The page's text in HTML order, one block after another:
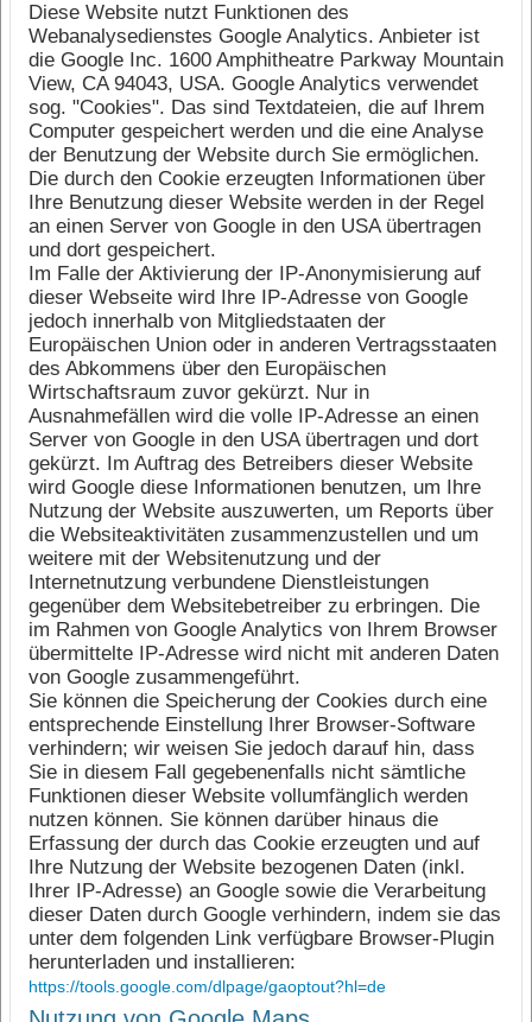
Diese Website nutzt Funktionen des
Webanalysedienstes Google Analytics. Anbieter ist
die Google Inc. 1600 Amphitheatre Parkway Mountain
View, CA 94043, USA. Google Analytics verwendet
sog. "Cookies". Das sind Textdateien, die auf Ihrem
Computer gespeichert werden und die eine Analyse
der Benutzung der Website durch Sie ermöglichen.
Die durch den Cookie erzeugten Informationen über
Ihre Benutzung dieser Website werden in der Regel
an einen Server von Google in den USA übertragen
und dort gespeichert.
Im Falle der Aktivierung der IP-Anonymisierung auf
dieser Webseite wird Ihre IP-Adresse von Google
jedoch innerhalb von Mitgliedstaaten der
Europäischen Union oder in anderen Vertragsstaaten
des Abkommens über den Europäischen
Wirtschaftsraum zuvor gekürzt. Nur in
Ausnahmefällen wird die volle IP-Adresse an einen
Server von Google in den USA übertragen und dort
gekürzt. Im Auftrag des Betreibers dieser Website
wird Google diese Informationen benutzen, um Ihre
Nutzung der Website auszuwerten, um Reports über
die Websiteaktivitäten zusammenzustellen und um
weitere mit der Websitenutzung und der
Internetnutzung verbundene Dienstleistungen
gegenüber dem Websitebetreiber zu erbringen. Die
im Rahmen von Google Analytics von Ihrem Browser
übermittelte IP-Adresse wird nicht mit anderen Daten
von Google zusammengeführt.
Sie können die Speicherung der Cookies durch eine
entsprechende Einstellung Ihrer Browser-Software
verhindern; wir weisen Sie jedoch darauf hin, dass
Sie in diesem Fall gegebenenfalls nicht sämtliche
Funktionen dieser Website vollumfänglich werden
nutzen können. Sie können darüber hinaus die
Erfassung der durch das Cookie erzeugten und auf
Ihre Nutzung der Website bezogenen Daten (inkl.
Ihrer IP-Adresse) an Google sowie die Verarbeitung
dieser Daten durch Google verhindern, indem sie das
unter dem folgenden Link verfügbare Browser-Plugin
herunterladen und installieren:
https://tools.google.com/dlpage/gaoptout?hl=de